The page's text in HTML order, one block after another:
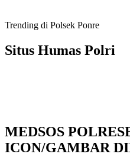
Trending di Polsek Ponre
Situs Humas Polri
MEDSOS
ICON/GAMBAR